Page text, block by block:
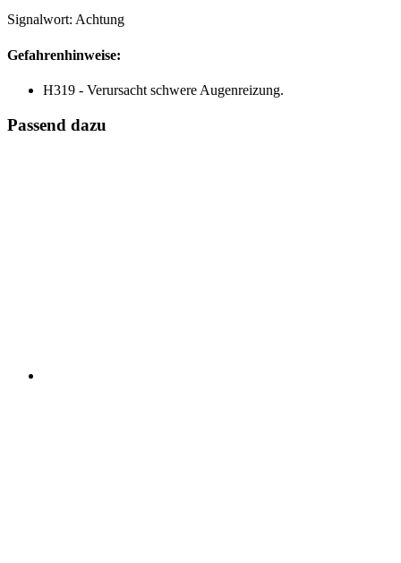
Signalwort: Achtung
Gefahrenhinweise:
H319 - Verursacht schwere Augenreizung.
Passend dazu